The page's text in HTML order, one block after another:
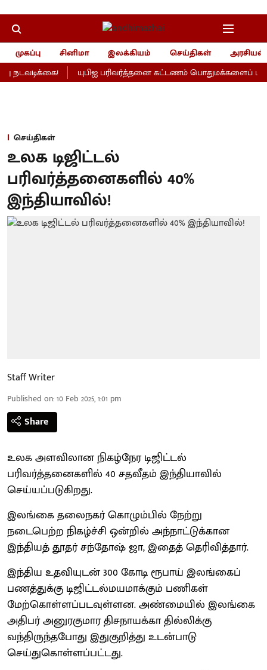
முகப்பு சினிமா இலக்கியம் செய்திகள்
அரசியல்
யுபிஐ பரிவர்த்தனை கட்டணம் பொதுமக்களைப்
செய்திகள்
உலக டிஜிட்டல்
பரிவர்த்தனைகளில் 40%
இந்தியாவில்!
Staff Writer
Published on:10 Feb 2025, 1:01 pm
Share
உலக அளவிலான நிகழ்நேர டிஜிட்டல்
பரிவர்த்தனைகளில் 40 சதவீதம் இந்தியாவில்
செய்யப்படுகிறது.
இலங்கை தலைநகர் கொழும்பில் நேற்று
நடைபெற்ற நிகழ்ச்சி ஒன்றில் அந்நாட்டுக்கான
இந்தியத் தூதர் சந்தோஷ் ஜா, இதைத் தெரிவித்தார்.
இந்திய உதவியுடன் 300 கோடி ரூபாய் இலங்கைப்
பணத்துக்கு டிஜிட்டல்மயமாக்கும் பணிகள்
மேற்கொள்ளப்படவுள்ளன. அண்மையில் இலங்கை
அதிபர் அனுரகுமார திசநாயக்கா தில்லிக்கு
வந்திருந்தபோது இதுகுறித்து உடன்பாடு
செய்துகொள்ளப்பட்டது.